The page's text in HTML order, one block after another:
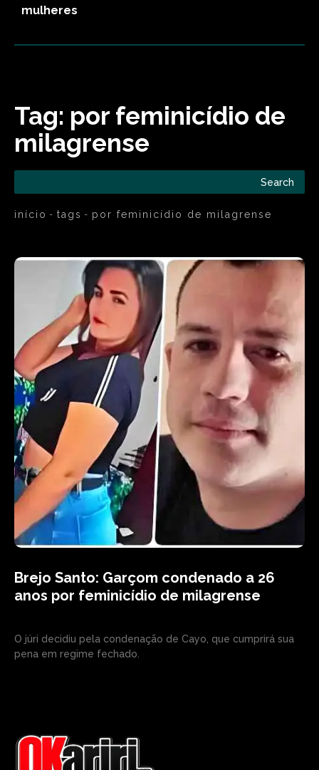
mulheres
Tag: por feminicídio de
milagrense
Search
início tags por feminicídio de milagrense
Brejo Santo: Garçom condenado a 26
anos por feminicídio de milagrense
O júri decidiu pela condenação de Cayo, que cumprirá sua
pena em regime fechado.